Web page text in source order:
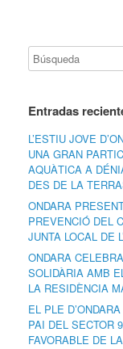
Entradas
L’ESTIU JOVE
UNA GRAN
AQUÀTICA A
DES DE LA
ONDARA
PREVENCIÓ DEL
JUNTA LOCAL DE
ONDARA
SOLIDÀRIA AMB
LA RESIDÈNCIA
EL PLE
PAI DEL SECTOR
FAVORABLE DE